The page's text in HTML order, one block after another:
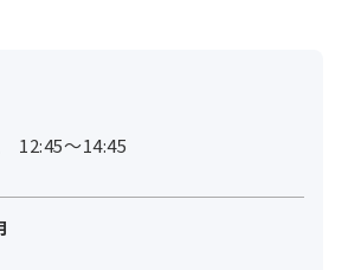
12:45～14:45